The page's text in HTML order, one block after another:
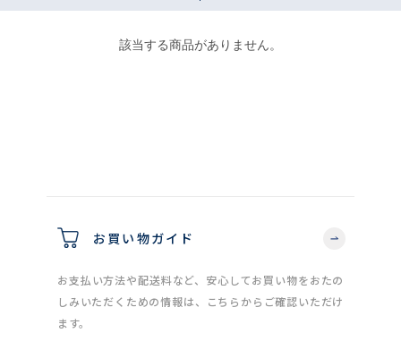
該当する商品がありません。
お買い物ガイド
お支払い方法や配送料など、安心してお買い物をおたの
しみいただくための情報は、こちらからご確認いただけ
ます。